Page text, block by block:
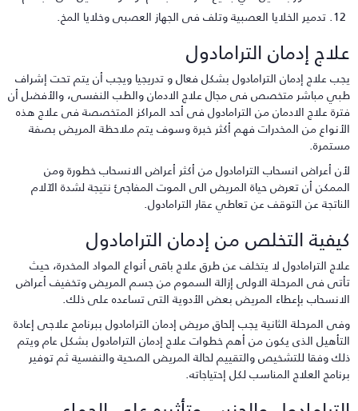
تدمير الخلايا العصبية وتلف فى الجهاز العصبى وخلايا المخ.
إدمان الترامادول
علاج إدمان الترامادول بشكل فعال و تدريجيا ويجب أن يتم تحت إشراف
مباشر متخصص فى مجال علاج الادمان والطب النفسى، والأفضل أن
علاج الادمان من الترامادول فى أحد المراكز المتخصصة فى علاج هذه
من المخدرات فهم أكثر خبرة وسوف يتم ملاحظة المريض بصفة
أعراض انسحاب الترامادول من أكثر أعراض الانسحاب خطورة ومن
أن تعرض حياة المريض الى الموت المفاجئ نتيجة لشدة الآلام
عن التوقف عن تعاطي عقار الترامادول.
التخلص من إدمان الترامادول
الترامادول لا يتخلف عن طرق علاج باقى أنواع المواد المخدرة، حيث
فى المرحلة الاولى إزالة السموم من جسم المريض وتخفيف أعراض
بإعطاء المريض بعض الأدوية التى تساعده على ذلك.
المرحلة الثانية يجب إلحاق مريض إدمان الترامادول ببرنامج علاجى إعادة
الذى يكون من أهم خطوات علاج إدمان الترامادول بشكل عام ويتم
وفقا للتشخيص والتقييم لحالة المريض الصحية والنفسية ثم توفير
العلاج المناسب لكل إحتياجاته.